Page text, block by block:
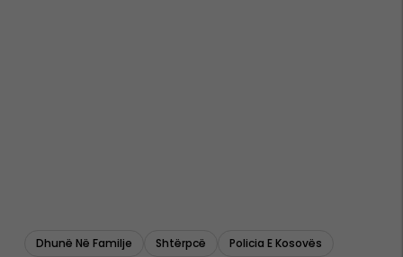
Dhunë Në Familje Shtërpcë Policia E Kosovës